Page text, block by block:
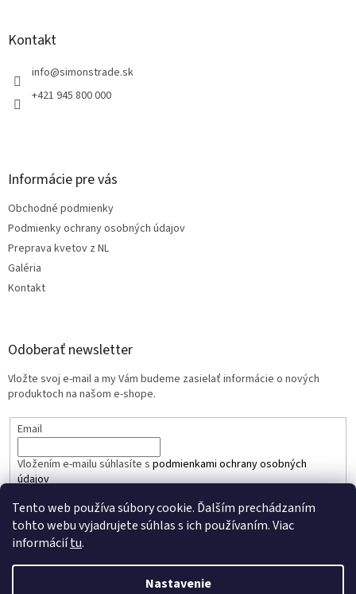
Tento web používa súbory cookie. Ďalším prechádzaním
tohto webu vyjadrujete súhlas s ich používaním. Viac
informáciítu.
Nastavenie
Kontakt
info@simonstrade.sk
+421 945 800 000
Informácie pre vás
Obchodné podmienky
Podmienky ochrany osobných údajov
Preprava kvetov z NL
Galéria
Kontakt
Odoberať newsletter
Vložte svoj e-mail a my Vám budeme zasielať informácie o nových
produktoch na našom e-shope.
Email
Vložením e-mailu súhlasíte s podmienkami ochrany osobných
údajov
PRIHLÁSIŤ SA
Vytvoril Shoptet